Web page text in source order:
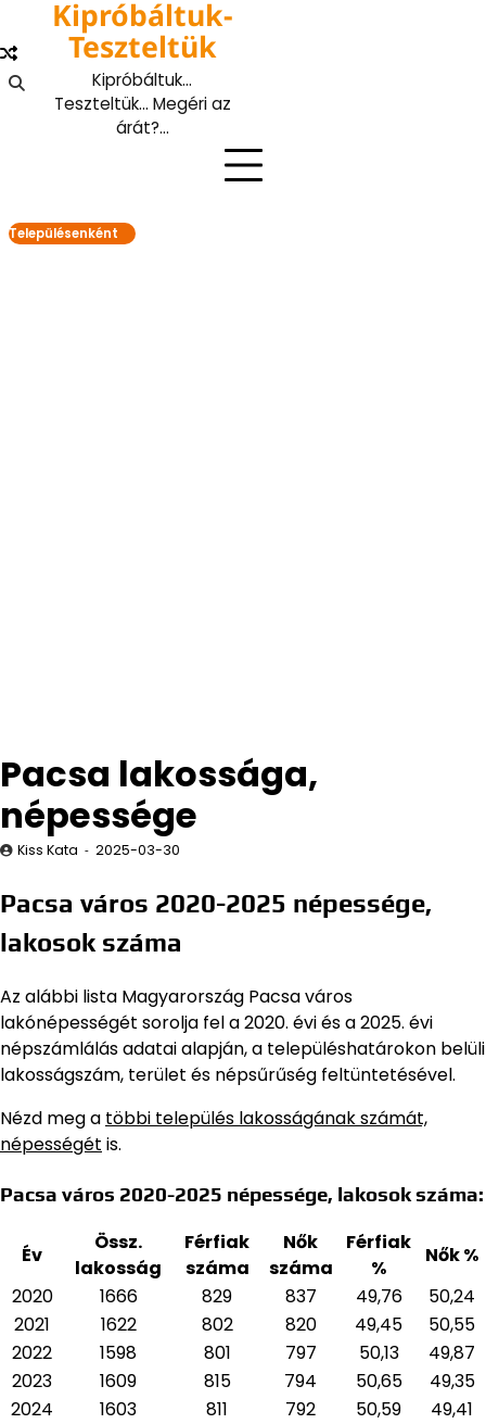
content
Kipróbáltuk-
Teszteltük
Kipróbáltuk…
Teszteltük… Megéri az
árát?…
Településenként
Pacsa lakossága,
népessége
Kiss Kata 2025-03-30
Pacsa város 2020-2025 népessége,
lakosok száma
Az alábbi lista Magyarország Pacsa város
lakónépességét sorolja fel a 2020. évi és a 2025. évi
népszámlálás adatai alapján,a településhatárokon belüli
lakosságszám, terület és népsűrűség feltüntetésével.
Nézd meg a többi település lakosságának számát,
népességét is.
Pacsa város 2020-2025 népessége, lakosok száma:
Év
Össz.
lakosság
Férfiak
száma
Nők
száma
Férfiak
%
Nők %
2020
1666 829 837 49,76
50,24
2021
1622 802 820 49,45
50,55
2022
1598 801 797 50,13
49,87
2023
1609 815 794 50,65
49,35
2024
1603 811 792 50,59
49,41